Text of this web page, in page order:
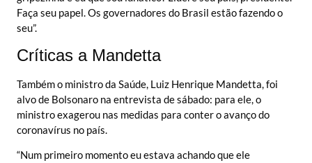
Faça seu papel. Os governadores do Brasil estão fazendo o
seu”.
Críticas a Mandetta
Também o ministro da Saúde, Luiz Henrique Mandetta, foi
alvo de Bolsonaro na entrevista de sábado: para ele, o
ministro exagerou nas medidas para conter o avanço do
coronavírus no país.
“Num primeiro momento eu estava achando que ele